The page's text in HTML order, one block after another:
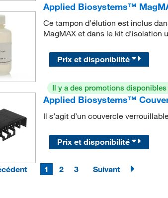
Applied Biosystems™
Ce tampon d’élution est inclus
MagMAX et dans le kit
Prix et disponibilité
Il y a des promotions
Applied Biosystems™
Il s’agit d’un couvercle
Prix et disponibilité
1 2 3 Suivant